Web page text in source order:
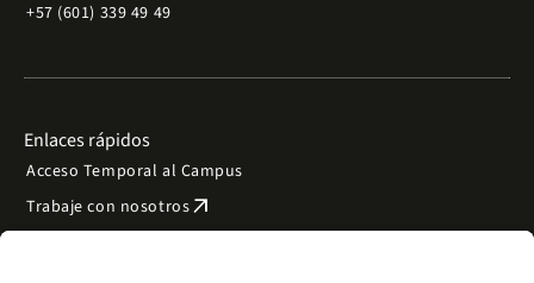
+57 (601) 339 49 49
Enlaces rápidos
Acceso Temporal al Campus
Trabaje con nosotrosarrow_outward